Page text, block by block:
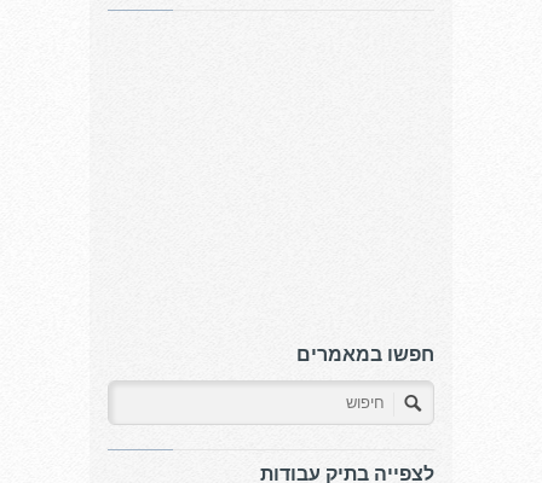
חפשו במאמרים
לצפייה בתיק עבודות